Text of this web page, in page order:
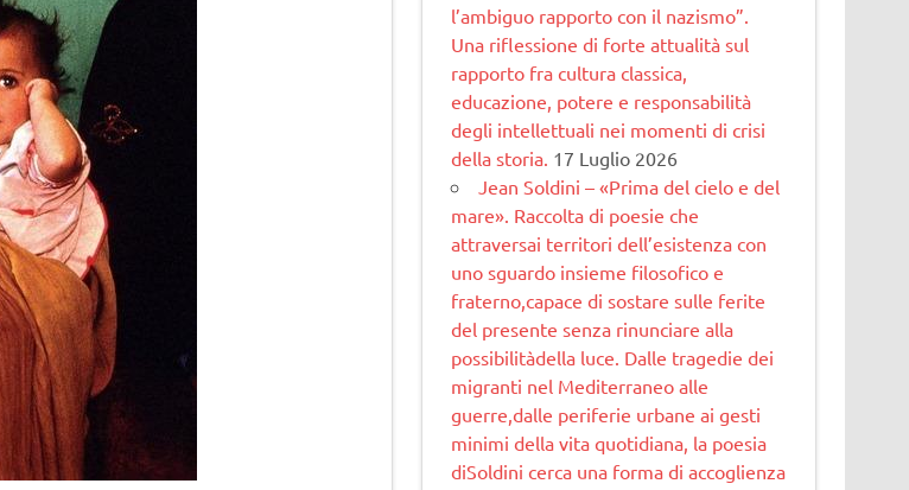
l’ambiguo rapporto con il nazismo”.
Una riflessione di forte attualità sul
rapporto fra cultura classica,
educazione, potere e responsabilità
degli intellettuali nei momenti di crisi
della storia. 17 Luglio 2026
Jean Soldini – «Prima del cielo e del
mare». Raccolta di poesie che
attraversai territori dell’esistenza con
uno sguardo insieme filosofico e
fraterno,capace di sostare sulle ferite
del presente senza rinunciare alla
possibilitàdella luce. Dalle tragedie dei
migranti nel Mediterraneo alle
guerre,dalle periferie urbane ai gesti
minimi della vita quotidiana, la poesia
diSoldini cerca una forma di accoglienza